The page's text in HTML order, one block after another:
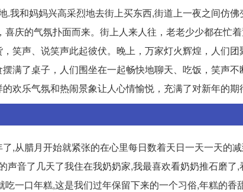
.我和妈妈兴高采烈地去街上买东西,街道上一夜之间仿
喜庆的气氛扑面而来。街上人来人往，老老少少都在忙
笑声、说笑声此起彼伏。晚上，万家灯火辉煌，人们
满了桌子，人们围坐在一起畅快地聊天、吃饭，笑声
欢乐气氛和热闹景象让人心情愉悦，充满了对新年的期
,从腊月开始就紧张的在心里每日数着天日一天一天的
声音了几天了我住在我奶奶家,我最喜欢看奶奶推石磨了
一口年糕,这是我们过年保留下来的一个习俗,年糕的香